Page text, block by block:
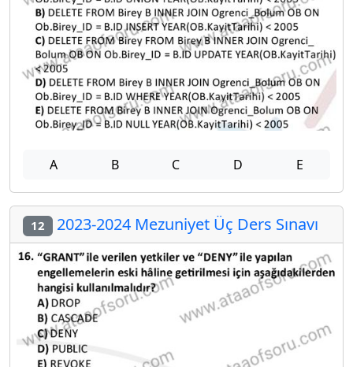
A B C D E
12 2023-2024 Mezuniyet Üç Ders Sınavı